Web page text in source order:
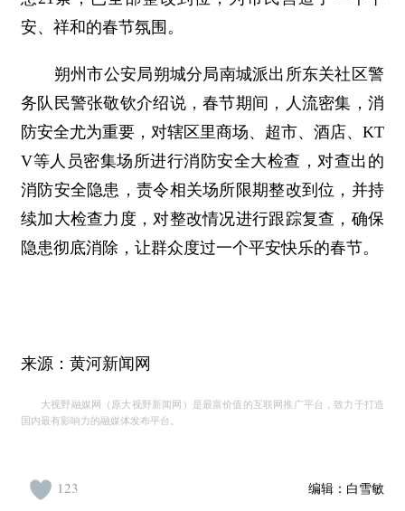
安、祥和的春节氛围。
朔州市公安局朔城分局南城派出所东关社区警
务队民警张敬钦介绍说，春节期间，人流密集，消
防安全尤为重要，对辖区里商场、超市、酒店、KT
V等人员密集场所进行消防安全大检查，对查出的
消防安全隐患，责令相关场所限期整改到位，并持
续加大检查力度，对整改情况进行跟踪复查，确保
隐患彻底消除，让群众度过一个平安快乐的春节。
来源：黄河新闻网
大视野融媒网（原大视野新闻网）是最富价值的互联网推广平台，致力于打造
国内最有影响力的融媒体发布平台。
编辑： 白雪敏
123